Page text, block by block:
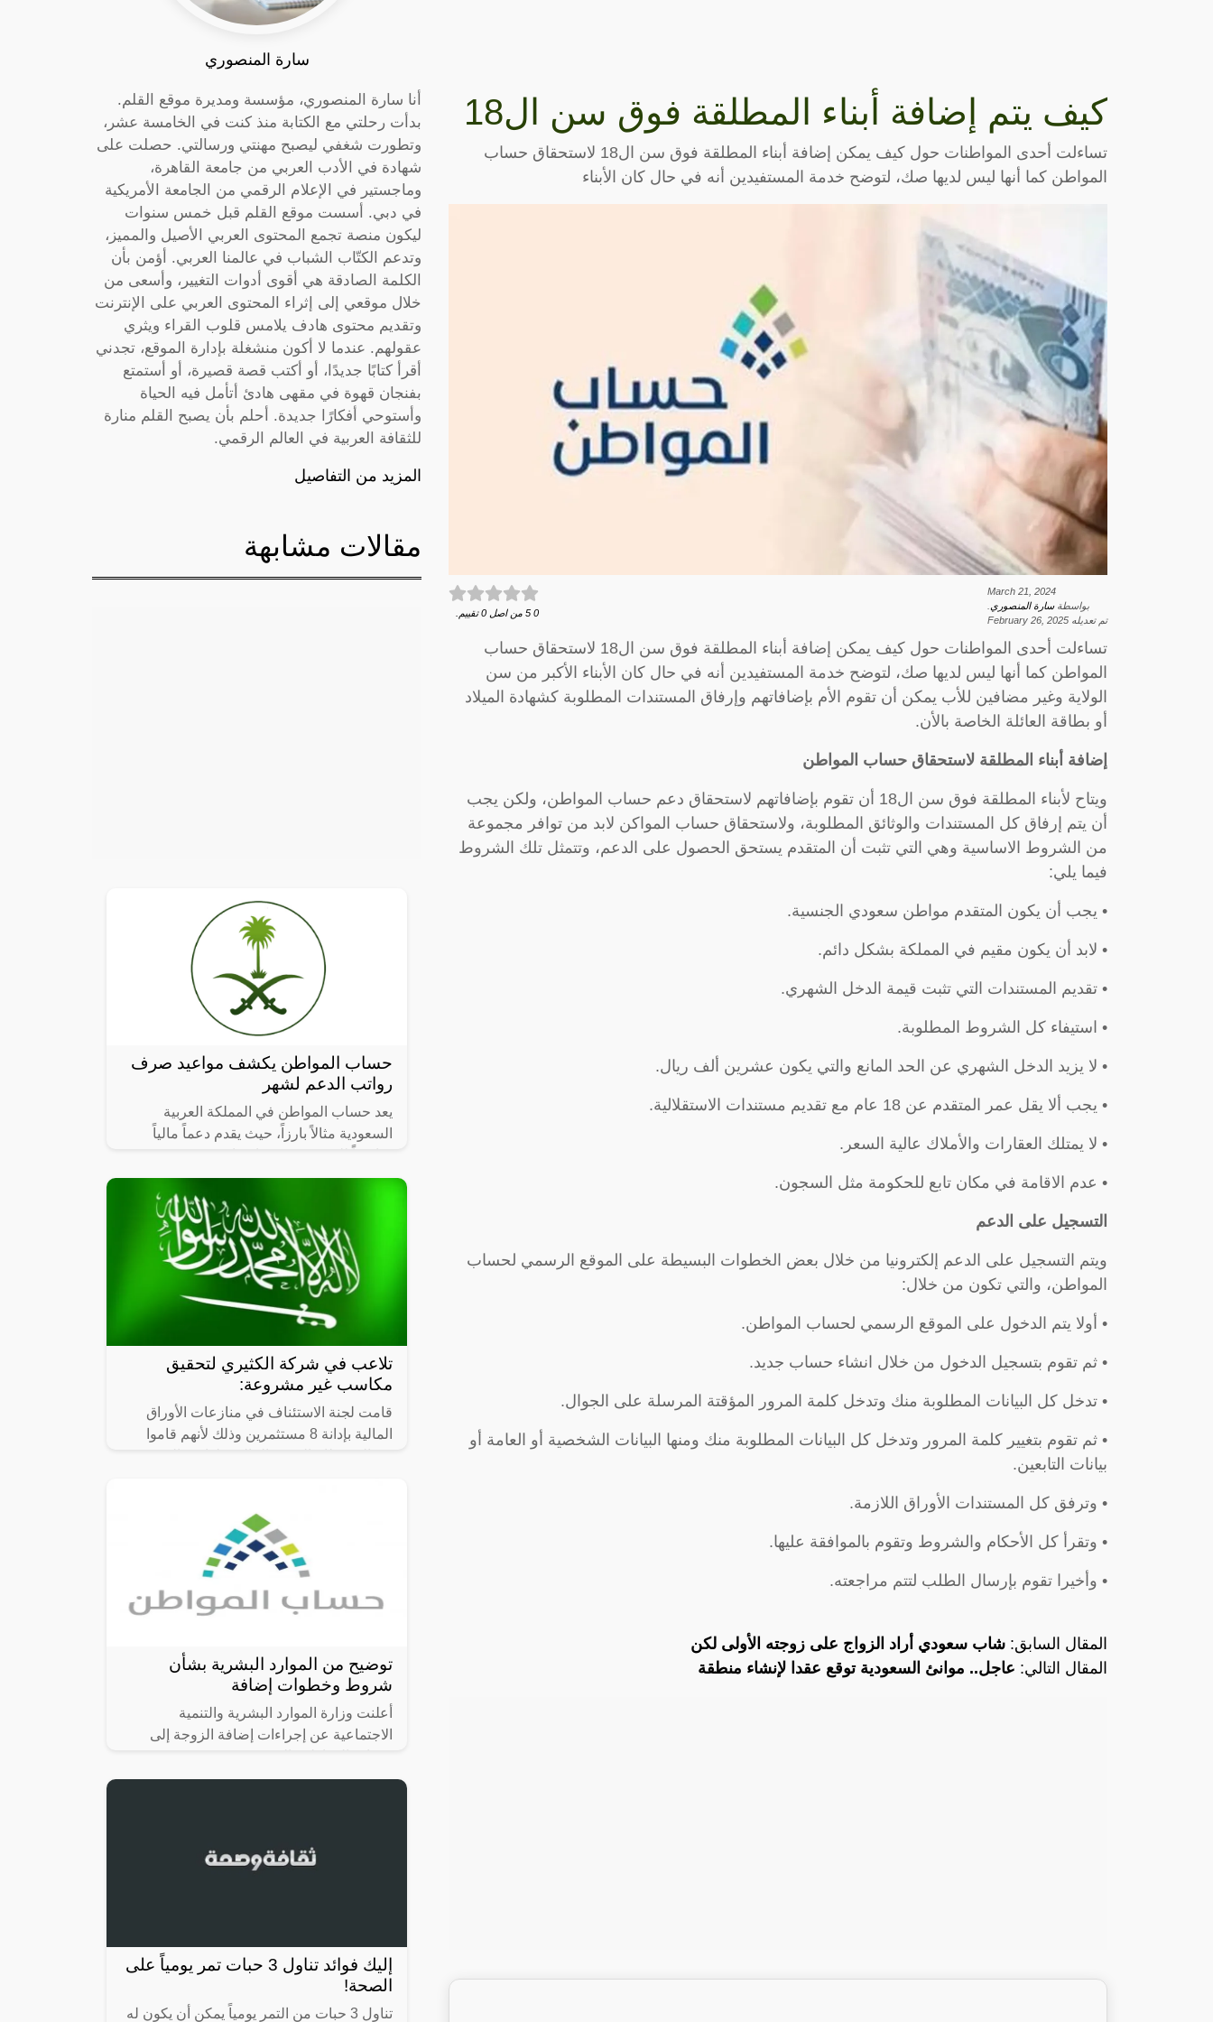
كيف يتم إضافة أبناء المطلقة فوق سن ال18
تساءلت أحدى المواطنات حول كيف يمكن إضافة أبناء المطلقة فوق سن ال18 لاستحقاق حساب
المواطن كما أنها ليس لديها صك، لتوضح خدمة المستفيدين أنه في حال كان الأبناء
March 21, 2024
بواسطةسارة المنصوري
تم تعديله February 26, 2025
0
5 من اصل 0 تقييم.
تساءلت أحدى المواطنات حول كيف يمكن إضافة أبناء المطلقة فوق سن ال18 لاستحقاق حساب
المواطن كما أنها ليس لديها صك، لتوضح خدمة المستفيدين أنه في حال كان الأبناء الأكبر من سن
الولاية وغير مضافين للأب يمكن أن تقوم الأم بإضافاتهم وإرفاق المستندات المطلوبة كشهادة الميلاد
أو بطاقة العائلة الخاصة بالأن.
إضافة أبناء المطلقة لاستحقاق حساب المواطن
ويتاح لأبناء المطلقة فوق سن ال18 أن تقوم بإضافاتهم لاستحقاق دعم حساب المواطن، ولكن يجب
أن يتم إرفاق كل المستندات والوثائق المطلوبة، ولاستحقاق حساب المواكن لابد من توافر مجموعة
من الشروط الاساسية وهي التي تثبت أن المتقدم يستحق الحصول على الدعم، وتتمثل تلك الشروط
فيما يلي:
• يجب أن يكون المتقدم مواطن سعودي الجنسية.
• لابد أن يكون مقيم في المملكة بشكل دائم.
• تقديم المستندات التي تثبت قيمة الدخل الشهري.
• استيفاء كل الشروط المطلوبة.
• لا يزيد الدخل الشهري عن الحد المانع والتي يكون عشرين ألف ريال.
• يجب ألا يقل عمر المتقدم عن 18 عام مع تقديم مستندات الاستقلالية.
• لا يمتلك العقارات والأملاك عالية السعر.
• عدم الاقامة في مكان تابع للحكومة مثل السجون.
التسجيل على الدعم
ويتم التسجيل على الدعم إلكترونيا من خلال بعض الخطوات البسيطة على الموقع الرسمي لحساب
المواطن، والتي تكون من خلال:
• أولا يتم الدخول على الموقع الرسمي لحساب المواطن.
• ثم تقوم بتسجيل الدخول من خلال انشاء حساب جديد.
• تدخل كل البيانات المطلوبة منك وتدخل كلمة المرور المؤقتة المرسلة على الجوال.
• ثم تقوم بتغيير كلمة المرور وتدخل كل البيانات المطلوبة منك ومنها البيانات الشخصية أو العامة أو
بيانات التابعين.
• وترفق كل المستندات الأوراق اللازمة.
• وتقرأ كل الأحكام والشروط وتقوم بالموافقة عليها.
• وأخيرا تقوم بإرسال الطلب لتتم مراجعته.
المقال السابق: شاب سعودي أراد الزواج على زوجته الأولى لكن
المقال التالي: عاجل.. موانئ السعودية توقع عقدا لإنشاء منطقة
سارة المنصوري
أنا سارة المنصوري، مؤسسة ومديرة موقع القلم.
بدأت رحلتي مع الكتابة منذ كنت في الخامسة عشر،
وتطورت شغفي ليصبح مهنتي ورسالتي. حصلت على
شهادة في الأدب العربي من جامعة القاهرة،
وماجستير في الإعلام الرقمي من الجامعة الأمريكية
في دبي. أسست موقع القلم قبل خمس سنوات
ليكون منصة تجمع المحتوى العربي الأصيل والمميز،
وتدعم الكتّاب الشباب في عالمنا العربي. أؤمن بأن
الكلمة الصادقة هي أقوى أدوات التغيير، وأسعى من
خلال موقعي إلى إثراء المحتوى العربي على الإنترنت
وتقديم محتوى هادف يلامس قلوب القراء ويثري
عقولهم. عندما لا أكون منشغلة بإدارة الموقع، تجدني
أقرأ كتابًا جديدًا، أو أكتب قصة قصيرة، أو أستمتع
بفنجان قهوة في مقهى هادئ أتأمل فيه الحياة
وأستوحي أفكارًا جديدة. أحلم بأن يصبح القلم منارة
للثقافة العربية في العالم الرقمي.
المزيد من التفاصيل
مقالات مشابهة
حساب المواطن يكشف مواعيد صرف
رواتب الدعم لشهر
يعد حساب المواطن في المملكة العربية
السعودية مثالاً بارزاً، حيث يقدم دعماً مالياً
الدفعة 75، تتزايد التساؤلات حول التوقيت
تلاعب في شركة الكثيري لتحقيق
مكاسب غير مشروعة:
قامت لجنة الاستئناف في منازعات الأوراق
المالية بإدانة 8 مستثمرين وذلك لأنهم قاموا
توضيح من الموارد البشرية بشأن
شروط وخطوات إضافة
أعلنت وزارة الموارد البشرية والتنمية
الاجتماعية عن إجراءات إضافة الزوجة إلى
من الخدمات للمواطنين السعوديين، بما في
إليك فوائد تناول 3 حبات تمر يومياً على
الصحة!
تناول 3 حبات من التمر يومياً يمكن أن يكون له